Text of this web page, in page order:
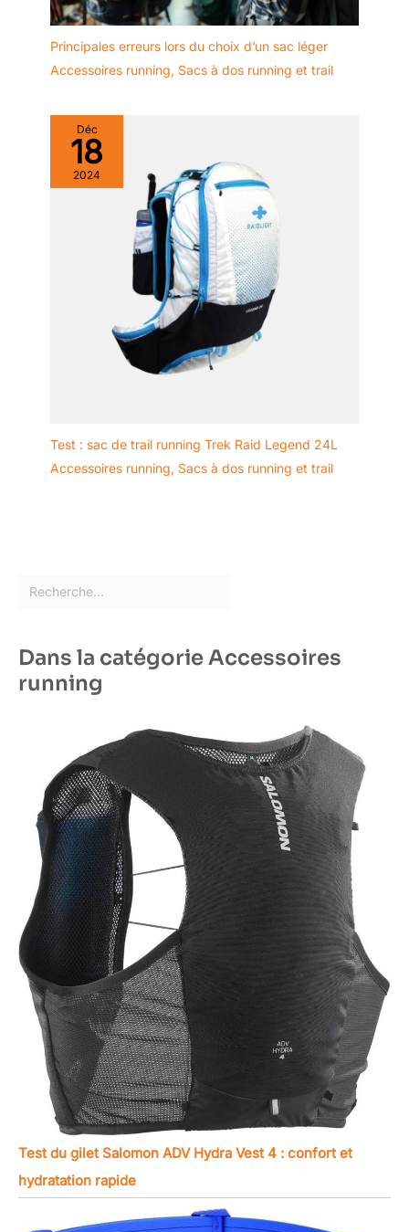
Principales erreurs lors du choix d’un sac léger
Accessoires running, Sacs à dos running et trail
Déc
18
2024
Test : sac de trail running Trek Raid Legend 24L
Accessoires running, Sacs à dos running et trail
Dans la catégorie Accessoires
running
Test du gilet Salomon ADV Hydra Vest 4 : confort et
hydratation rapide